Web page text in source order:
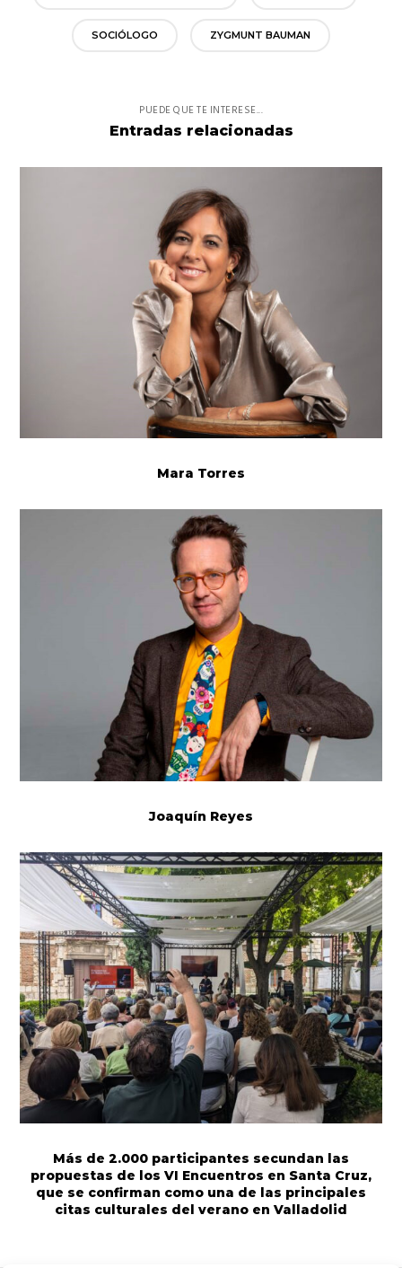
SOCIÓLOGO ZYGMUNT BAUMAN
PUEDE QUE TE INTERESE...
Entradas relacionadas
Mara Torres
Joaquín Reyes
Más de 2.000 participantes secundan las
propuestas de los VI Encuentros en Santa Cruz,
que se confirman como una de las principales
citas culturales del verano en Valladolid